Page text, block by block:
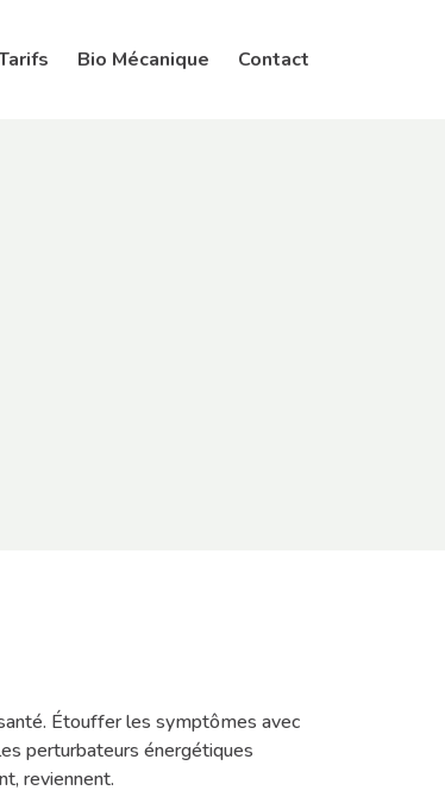
Bio Mécanique Contact
Étouffer les symptômes avec
perturbateurs énergétiques
reviennent.